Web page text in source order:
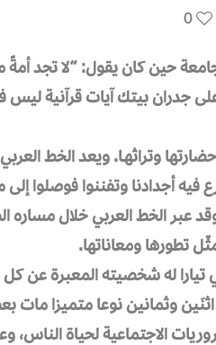
0
حين كان يقول: “لا تجد
على جدران بيتك آيات قرآنية
وتراثهـا. ويعد الخط
أجدادنا وتفننوا فوصلوا إلى
عبر الخط العربي خلال مساره
تطورها ومعاناتها.
تيارا له شخصيته المعبرة عن
وثمانين نوعا متميزا مات
الاجتماعية لحياة الناس،